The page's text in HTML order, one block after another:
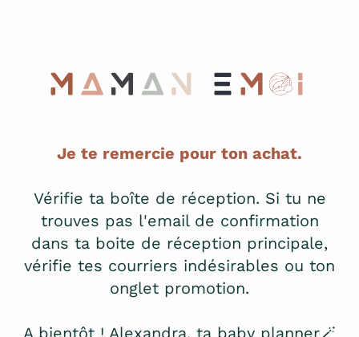
Je te remercie pour ton achat.
Vérifie ta boîte de réception. Si tu ne
trouves pas l'email de confirmation
dans ta boite de réception principale,
vérifie tes courriers indésirables ou ton
onglet promotion.
A bientôt ! Alexandra, ta baby planner🪄